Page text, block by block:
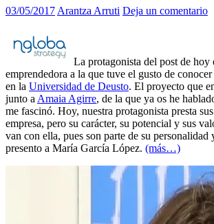
03/05/2017 Arantza Arruti Deja un comentario
La protagonista del post de hoy
emprendedora a la que tuve el gusto de
en la Universidad de Deusto. El proyecto que
junto a Amaia Agirre, de la que ya os he
me fascinó. Hoy, nuestra protagonista presta
empresa, pero su carácter, su potencial y sus
van con ella, pues son parte de su personalidad
presento a María García López. (más…)